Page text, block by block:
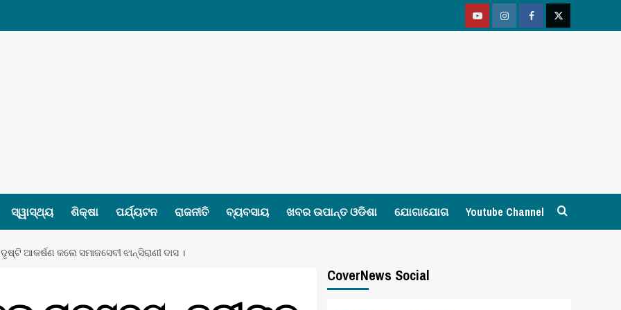
YoutubeVimeoFacebookTwitter
ସ୍ୱାସ୍ଥ୍ୟ ଶିକ୍ଷା ପର୍ଯ୍ୟଟନ ରାଜନୀତି ବ୍ୟବସାୟ ଖବର ଉପାନ୍ତ ଓଡିଶା ଯୋଗାଯୋଗ Youtube Channel
ଆକର୍ଷଣ କଲେ ସମାଜସେବୀ ଝାନ୍ସିରାଣୀ ଦାସ ।
CoverNews Social